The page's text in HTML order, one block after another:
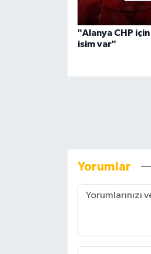
"Alanya CHP
isim var"
Yorumlar